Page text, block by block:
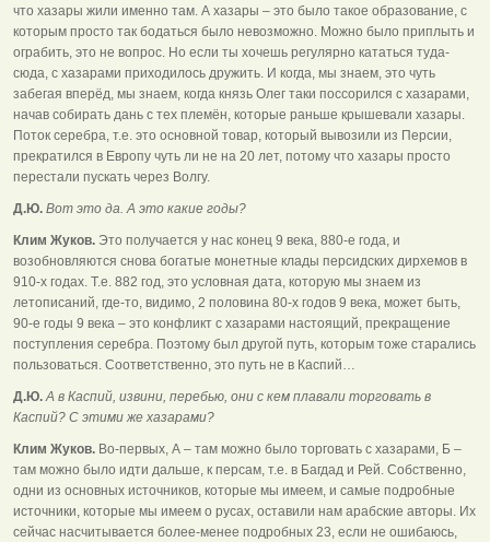
что хазары жили именно там. А хазары – это было такое образование, с
которым просто так бодаться было невозможно. Можно было приплыть и
ограбить, это не вопрос. Но если ты хочешь регулярно кататься туда-
сюда, с хазарами приходилось дружить. И когда, мы знаем, это чуть
забегая вперёд, мы знаем, когда князь Олег таки поссорился с хазарами,
начав собирать дань с тех племён, которые раньше крышевали хазары.
Поток серебра, т.е. это основной товар, который вывозили из Персии,
прекратился в Европу чуть ли не на 20 лет, потому что хазары просто
перестали пускать через Волгу.
Д.Ю. Вот это да. А это какие годы?
Клим Жуков. Это получается у нас конец 9 века, 880-е года, и
возобновляются снова богатые монетные клады персидских дирхемов в
910-х годах. Т.е. 882 год, это условная дата, которую мы знаем из
летописаний, где-то, видимо, 2 половина 80-х годов 9 века, может быть,
90-е годы 9 века – это конфликт с хазарами настоящий, прекращение
поступления серебра. Поэтому был другой путь, которым тоже старались
пользоваться. Соответственно, это путь не в Каспий…
Д.Ю.А в Каспий, извини, перебью, они с кем плавали торговать в
Каспий? С этими же хазарами?
Клим Жуков. Во-первых, А – там можно было торговать с хазарами, Б –
там можно было идти дальше, к персам, т.е. в Багдад и Рей. Собственно,
одни из основных источников, которые мы имеем, и самые подробные
источники, которые мы имеем о русах, оставили нам арабские авторы. Их
сейчас насчитывается более-менее подробных 23, если не ошибаюсь,